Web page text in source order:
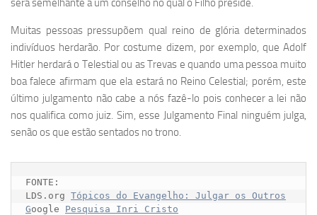
Muitas pessoas pressupõem qual reino de glória determinados
indivíduos herdarão. Por costume dizem, por exemplo, que Adolf
Hitler herdará o Telestial ou as Trevas e quando uma pessoa muito
boa falece afirmam que ela estará no Reino Celestial; porém, este
último julgamento não cabe a nós fazê-lo pois conhecer a lei não
nos qualifica como juiz. Sim, esse Julgamento Final ninguém julga,
senão os que estão sentados no trono.
FONTE:
LDS.org Tópicos do Evangelho: Julgar os Outros
Google